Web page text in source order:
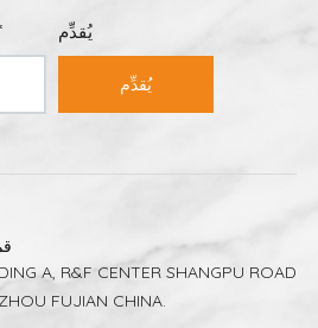
بريد يُقدِّم
يُقدِّم
A, R&F CENTER SHANGPU ROAD
FUJIAN CHINA.